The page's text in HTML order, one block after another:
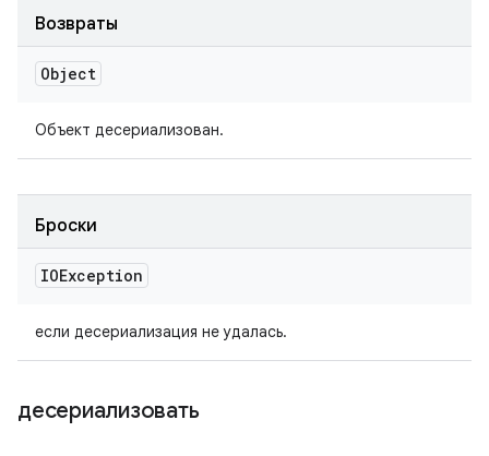
Возвраты
Object
Объект десериализован.
Броски
IOException
если десериализация не удалась.
десериализовать